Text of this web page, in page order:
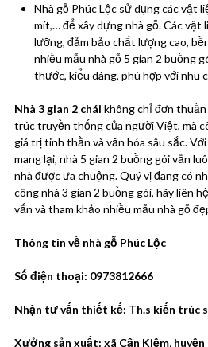
Nhà gỗ Phúc Lộc sử dụng các vật
mít,… để xây dựng nhà gỗ. Các vật
lưỡng, đảm bảo chất lượng cao,
nhiều mẫu nhà gỗ 5 gian 2 buồng
thước, kiểu dáng, phù hợp với nhu
Nhà 3 gian 2 chái không chỉ đơn
trúc truyền thống của người Việt, mà
giá trị tinh thần và văn hóa sâu sắc.
mang lại, nhà 5 gian 2 buồng gói vẫn
nhà được ưa chuộng. Quý vị đang có
công nhà 3 gian 2 buồng gói, hãy liên
vấn và tham khảo nhiều mẫu nhà gỗ
Thông tin về nhà gỗ Phúc Lộc
Số điện thoại: 0973812666
Nhận tư vấn thiết kế: Th.s kiến trúc
Xưởng sản xuất: xã Cần Kiệm,